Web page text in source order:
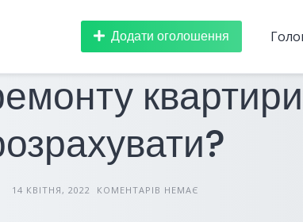
Додати оголошення
БУДІВНИЦТВО ТА РЕМОНТ
14 КВІТНЯ, 2022 КОМЕНТАРІВ НЕМАЄ